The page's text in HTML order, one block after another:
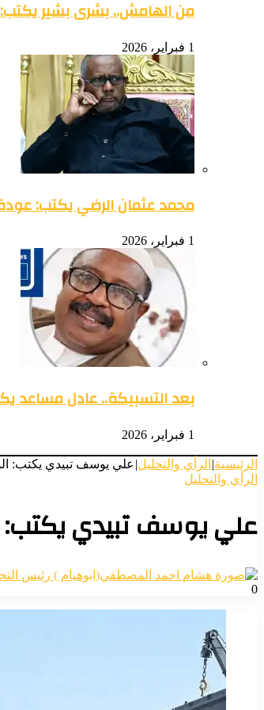
من الهامش.. بشرى بشير يكتب:
1 فبراير، 2026
محمد عثمان الرضي يكتب:
1 فبراير، 2026
بعد التسبيكة.. عادل مساعد
1 فبراير، 2026
الرئيسية| الرأي والتحليل| علي يوسف تبيدي يكتب:
الرأي والتحليل
علي يوسف تبيدي
0